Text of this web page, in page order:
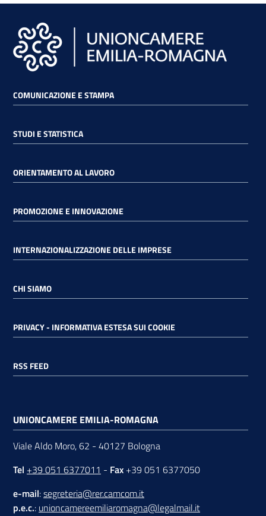
COMUNICAZIONE E STAMPA
STUDI E STATISTICA
ORIENTAMENTO AL LAVORO
PROMOZIONE E INNOVAZIONE
INTERNAZIONALIZZAZIONE DELLE IMPRESE
CHI SIAMO
PRIVACY - INFORMATIVA ESTESA SUI COOKIE
RSS FEED
UNIONCAMERE EMILIA-ROMAGNA
Viale Aldo Moro, 62 - 40127 Bologna
Tel +39 051 6377011 - Fax +39 051 6377050
e-mail:segreteria@rer.camcom.it
p.e.c.: unioncamereemiliaromagna@legalmail.it